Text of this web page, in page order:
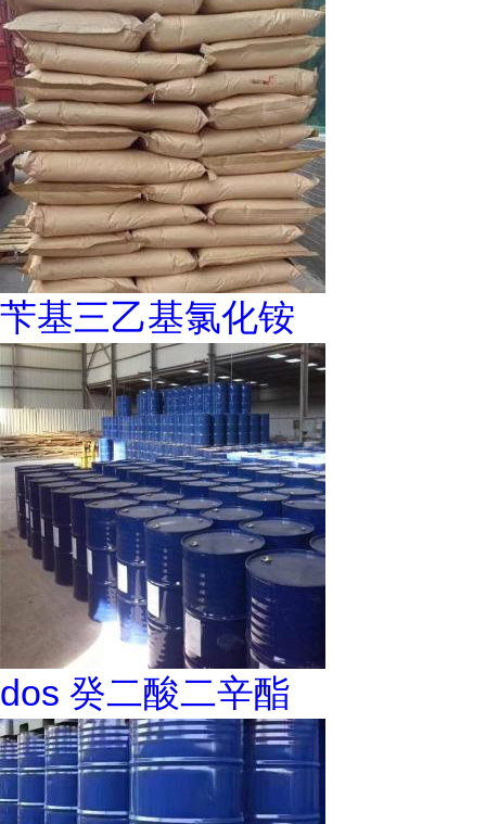
苄基三乙基氯化铵
dos 癸二酸二辛酯